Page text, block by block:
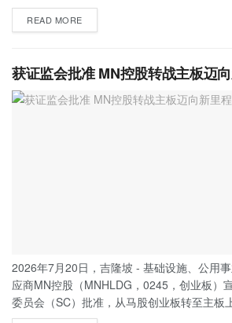
READ MORE
获证监会批准 MN控股转战主板迈
2026年7月20日，吉隆坡 - 基础设施、公用
应商MN控股（MNHLDG，0245，创业板）
委员会（SC）批准，从马股创业板转至主板